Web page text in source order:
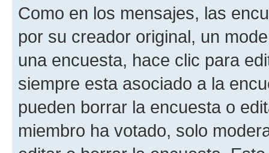
Como en los mensajes, las
por su creador original, un
una encuesta, hace clic para
siempre esta asociado a la
pueden borrar la encuesta o
miembro ha votado, solo